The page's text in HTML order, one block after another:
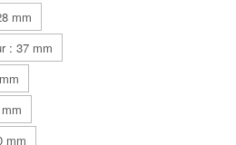
mm
: 37 mm
mm